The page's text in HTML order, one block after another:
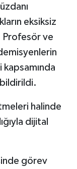
eksiksiz
Profesör ve
kapsamında
halinde
dijital
görev